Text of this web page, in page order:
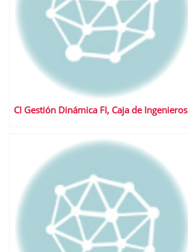
CI Gestión Dinámica FI, Caja de Ingenieros